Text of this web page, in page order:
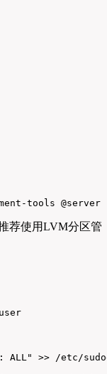
tools @server
荐使用LVM分区管
ALL" >> /etc/